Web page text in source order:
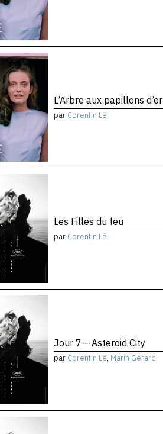
L’Arbre aux papillons d’or
par Corentin Lê
Les Filles du feu
par Corentin Lê
Jour 7 — Asteroid City
par Corentin Lê, Marin Gérard